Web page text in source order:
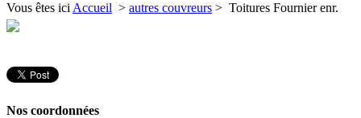
Vous êtes ici Accueil > autres couvreurs > Toitures Fournier enr.
Nos coordonnées